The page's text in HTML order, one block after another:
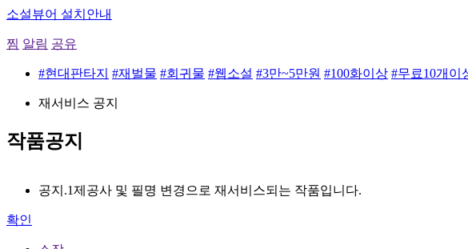
소설뷰어 설치안내
찜 알림 공유
#현대판타지 #재벌물 #회귀물 #웹소설 #3만~5만원 #100화이상 #무료10개이
재서비스 공지
작품공지
공지.1제공사 및 필명 변경으로 재서비스되는 작품입니다.
확인